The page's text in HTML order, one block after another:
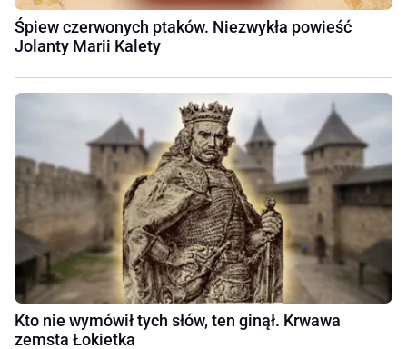
Śpiew czerwonych ptaków. Niezwykła powieść
Jolanty Marii Kalety
Kto nie wymówił tych słów, ten ginął. Krwawa
zemsta Łokietka